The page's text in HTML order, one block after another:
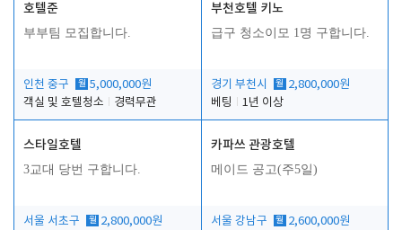
호텔준
부부팀 모집합니다.
인천 중구 월 5,000,000원
객실 및 호텔청소
경력무관
부천호텔 키노
급구 청소이모 1명 구합니다.
경기 부천시 월 2,800,000원
베팅
1년 이상
스타일호텔
3교대 당번 구합니다.
서울 서초구 월 2,800,000원
카파쓰 관광호텔
메이드 공고(주5일)
서울 강남구 월 2,600,000원